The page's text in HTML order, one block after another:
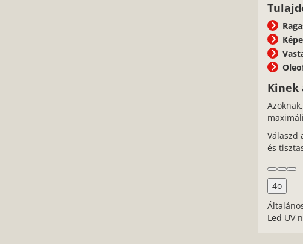
Kinek
Válaszd
és
4o
Led UV